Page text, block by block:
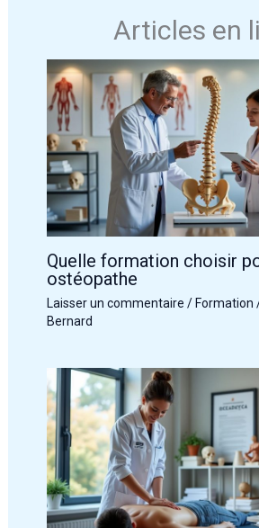
Articles en
Quelle formation choisir
ostéopathe
Laisser un commentaire /Formation
Bernard